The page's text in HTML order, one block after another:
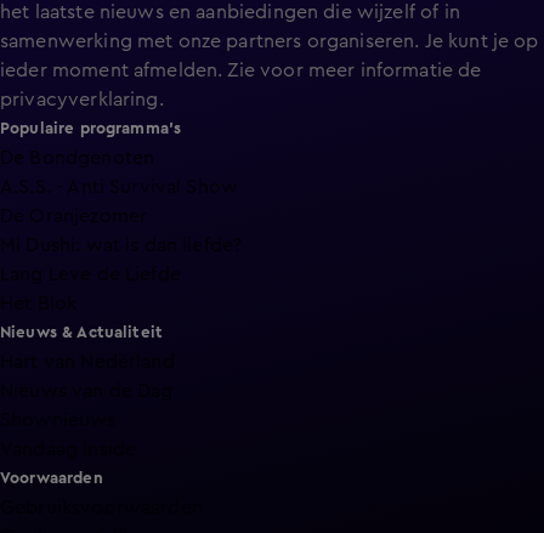
het laatste nieuws en aanbiedingen die wijzelf of in
samenwerking met onze partners organiseren. Je kunt je op
ieder moment afmelden. Zie voor meer informatie de
privacyverklaring.
Populaire programma's
De Bondgenoten
A.S.S. - Anti Survival Show
De Oranjezomer
Mi Dushi: wat is dan liefde?
Lang Leve de Liefde
Het Blok
Nieuws & Actualiteit
Voorwaarden